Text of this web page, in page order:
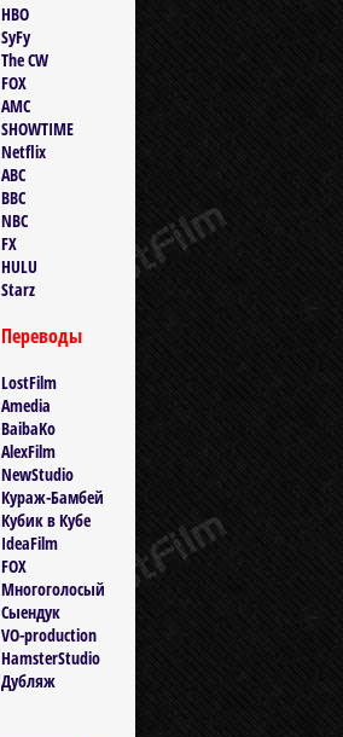
HBO
SyFy
The CW
FOX
AMC
SHOWTIME
Netflix
ABC
BBC
NBC
FX
HULU
Starz
Переводы
LostFilm
Amedia
BaibaKo
AlexFilm
NewStudio
Кураж-Бамбей
Кубик в Кубе
IdeaFilm
FOX
Многоголосый
Сыендук
VO-production
HamsterStudio
Дубляж